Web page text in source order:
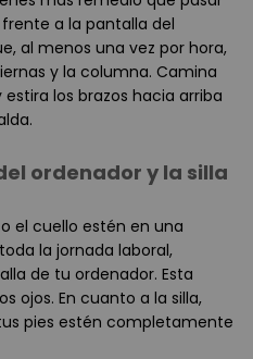
a la pantalla del
al menos una vez por hora,
y la columna. Camina
los brazos hacia arriba
ordenador y la silla
el cuello estén en una
la jornada laboral,
de tu ordenador. Esta
ojos. En cuanto a la silla,
pies estén completamente